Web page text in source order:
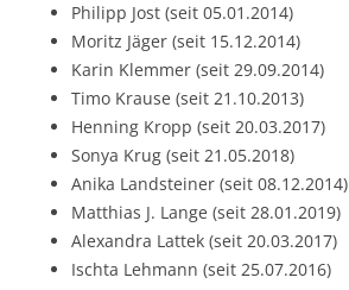
Philipp Jost (seit 05.01.2014)
Moritz Jäger (seit 15.12.2014)
Karin Klemmer (seit 29.09.2014)
Timo Krause (seit 21.10.2013)
Henning Kropp (seit 20.03.2017)
Sonya Krug (seit 21.05.2018)
Anika Landsteiner (seit 08.12.2014)
Matthias J. Lange (seit 28.01.2019)
Alexandra Lattek (seit 20.03.2017)
Ischta Lehmann (seit 25.07.2016)